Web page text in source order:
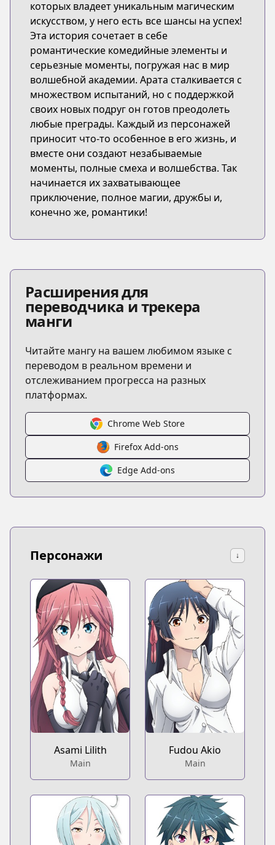
которых владеет уникальным магическим
искусством, у него есть все шансы на успех!
Эта история сочетает в себе
романтические комедийные элементы и
серьезные моменты, погружая нас в мир
волшебной академии. Арата сталкивается с
множеством испытаний, но с поддержкой
своих новых подруг он готов преодолеть
любые преграды. Каждый из персонажей
приносит что-то особенное в его жизнь, и
вместе они создают незабываемые
моменты, полные смеха и волшебства. Так
начинается их захватывающее
приключение, полное магии, дружбы и,
конечно же, романтики!
Расширения для
переводчика и трекера
манги
Читайте мангу на вашем любимом языке с
переводом в реальном времени и
отслеживанием прогресса на разных
платформах.
Chrome Web Store
Firefox Add-ons
Edge Add-ons
Персонажи ↓
Asami Lilith
Main
Fudou Akio
Main